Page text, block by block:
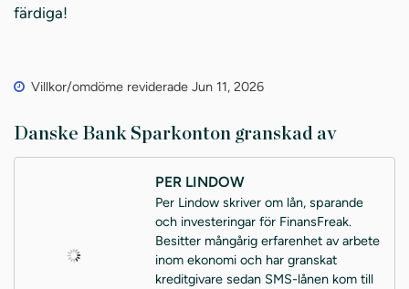
färdiga!
Villkor/omdöme reviderade Jun 11, 2026
Danske Bank Sparkonton granskad av
PER LINDOW
Per Lindow skriver om lån, sparande
och investeringar för FinansFreak.
Besitter mångårig erfarenhet av arbete
inom ekonomi och har granskat
kreditgivare sedan SMS-lånen kom till